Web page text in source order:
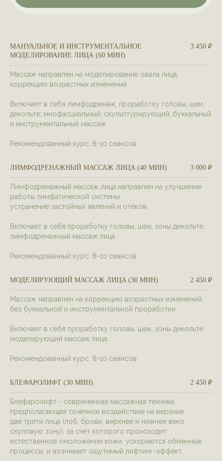
МАНУАЛЬНОЕ И ИНСТРУМЕНТАЛЬНОЕ
МОДЕЛИРОВАНИЕ ЛИЦА (60 МИН)
3 450 ₽
Массаж направлен на моделирование овала лица,
коррекцию возрастных изменений.
Включает в себя лимфодренаж, проработку головы, шеи,
декольте; миофасциальный, скульптурирующий, буккальный
и инструментальный массаж.
Рекомендованный курс: 8-10 сеансов
ЛИМФОДРЕНАЖНЫЙ МАССАЖ ЛИЦА (40 МИН) 3 000 ₽
Лимфодренажный массаж лица направлен на улучшение
работы лимфатической системы,
устранение застойных явлений и отёков.
Включает в себя проработку головы, шеи, зоны декольте,
лимфодренажный массаж лица.
Рекомендованный курс: 8-10 сеансов
МОДЕЛИРУЮЩИЙ МАССАЖ ЛИЦА (30 МИН) 2 450 ₽
Массаж направлен на коррекцию возрастных изменений,
без буккальной и инструментальной проработки.
Включает в себя проработку головы, шеи, зоны декольте
моделирующий массаж лица.
Рекомендованный курс: 8-10 сеансов.
БЛЕФАРОЛИФТ (30 МИН) 2 450 ₽
Блефаролифт - современная массажная техника,
предполагающая точечное воздействие на верхние
две трети лица (лоб, брови, верхнее и нижнее веко,
скуловую зону), за счет которого происходит
естественное омоложение кожи, ускоряются обменные
процессы, и возникает ощутимый лифтинг-эффект.